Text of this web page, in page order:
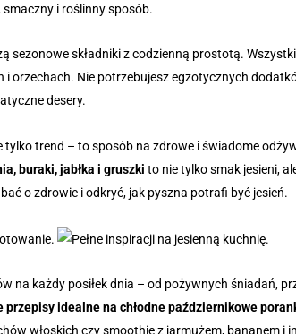
i roślinny sposób.
sezonowe składniki z codzienną prostotą.
orzechach. Nie potrzebujesz egzotycznych
desery.
tylko trend – to sposób na zdrowe i świadome
buraki, jabłka i gruszki to nie tylko smak jesieni,
o zdrowie i odkryć, jak pyszna potrafi być jesień.
na każdy posiłek dnia – od pożywnych śniadań,
przepisy idealne na chłodne październikowe
włoskich czy smoothie z jarmużem, bananem